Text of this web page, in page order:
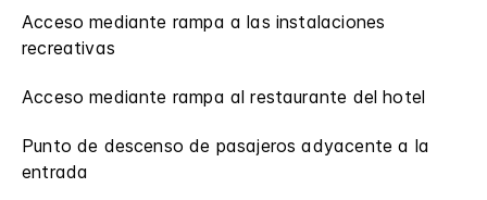
Acceso mediante rampa a las instalaciones
recreativas
Acceso mediante rampa al restaurante del hotel
Punto de descenso de pasajeros adyacente a la
entrada